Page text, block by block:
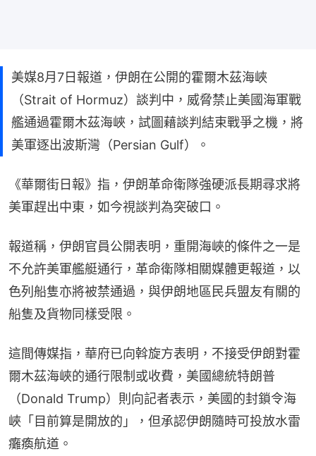
美媒8月7日報道，伊朗在公開的霍爾木茲海峽
（Strait of Hormuz）談判中，威脅禁止美國海軍戰
艦通過霍爾木茲海峽，試圖藉談判結束戰爭之機，將
美軍逐出波斯灣（Persian Gulf）。
《華爾街日報》指，伊朗革命衛隊強硬派長期尋求將
美軍趕出中東，如今視談判為突破口。
報道稱，伊朗官員公開表明，重開海峽的條件之一是
不允許美軍艦艇通行，革命衛隊相關媒體更報道，以
色列船隻亦將被禁通過，與伊朗地區民兵盟友有關的
船隻及貨物同樣受限。
這間傳媒指，華府已向斡旋方表明，不接受伊朗對霍
爾木茲海峽的通行限制或收費，美國總統特朗普
（Donald Trump）則向記者表示，美國的封鎖令海
峽「目前算是開放的」，但承認伊朗隨時可投放水雷
癱瘓航道。